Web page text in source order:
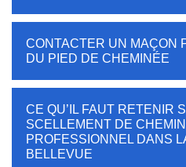
CONTACTER UN MAÇON
DU PIED DE CHEMINÉE
CE QU’IL FAUT RETENIR
SCELLEMENT DE
PROFESSIONNEL DANS
BELLEVUE